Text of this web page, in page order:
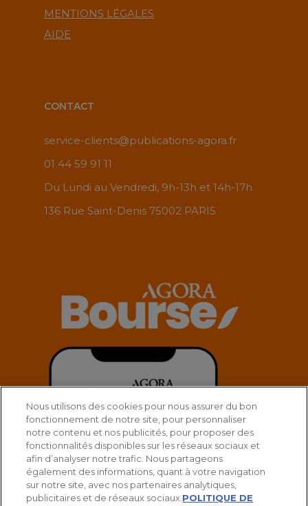
MENTIONS LÉGALES
AIDE
CONTACT
service-clients@publications-agora.fr
01 44 59 91 11
Du Lundi au Vendredi, 9h-13h et 14h-17h
136 Rue Saint-Denis 75002 PARIS
Nous utilisons des cookies pour nous assurer du bon
fonctionnement de notre site, pour personnaliser
notre contenu et nos publicités, pour proposer des
fonctionnalités disponibles sur les réseaux sociaux et
afin d’analyser notre trafic. Nous partageons
également des informations, quant à votre navigation
sur notre site, avec nos partenaires analytiques,
publicitaires et de réseaux sociaux. POLITIQUE DE